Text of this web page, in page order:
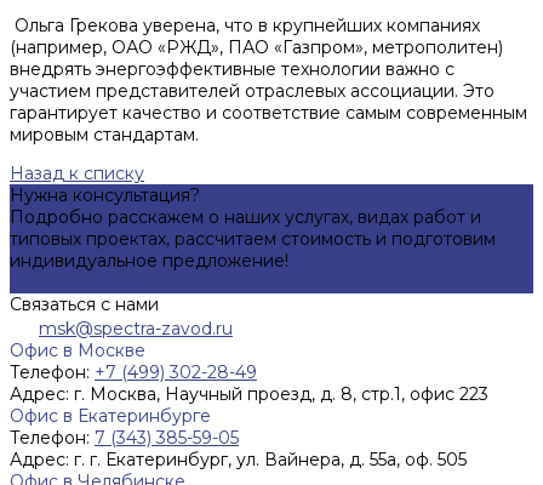
Ольга Грекова уверена, что в крупнейших компаниях
(например, ОАО «РЖД», ПАО «Газпром», метрополитен)
внедрять энергоэффективные технологии важно с
участием представителей отраслевых ассоциации. Это
гарантирует качество и соответствие самым современным
мировым стандартам.
Назад к списку
Нужна консультация?
Подробно расскажем о наших услугах, видах работ и
типовых проектах, рассчитаем стоимость и подготовим
индивидуальное предложение!
Связаться с нами
msk@spectra-zavod.ru
Офис в Москве
Телефон: +7 (499) 302-28-49
Адрес: г. Москва, Научный проезд, д. 8, стр.1, офис 223
Офис в Екатеринбурге
Телефон: 7 (343) 385-59-05
Адрес: г. г. Екатеринбург, ул. Вайнера, д. 55а, оф. 505